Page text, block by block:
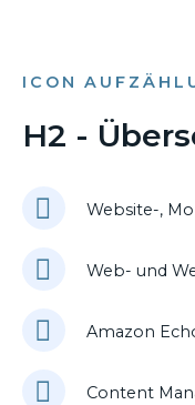
ICON
H2 -
Website-,
Web- und
Amazon
Content